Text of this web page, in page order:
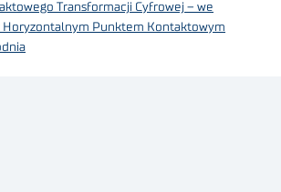
Transformacji Cyfrowej – we
Horyzontalnym Punktem Kontaktowym